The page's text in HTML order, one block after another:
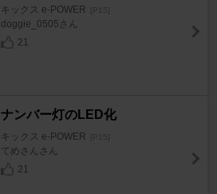
キックス e-POWER [P15]
doggie_0505さん
21
ナンバー灯のLED化
キックス e-POWER [P15]
てめさんさん
21